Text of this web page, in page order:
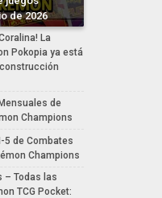
de 2026
La
Pokopia ya está
de
Champions
5 de Combates
Champions
– Todas las
TCG Pocket: